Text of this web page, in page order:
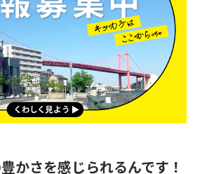
かさを感じられるんです！